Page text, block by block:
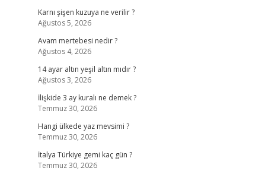
Karnı şişen kuzuya ne verilir ?
Ağustos 5, 2026
Avam mertebesi nedir ?
Ağustos 4, 2026
14 ayar altın yeşil altın mıdır ?
Ağustos 3, 2026
İlişkide 3 ay kuralı ne demek ?
Temmuz 30, 2026
Hangi ülkede yaz mevsimi ?
Temmuz 30, 2026
İtalya Türkiye gemi kaç gün ?
Temmuz 30, 2026